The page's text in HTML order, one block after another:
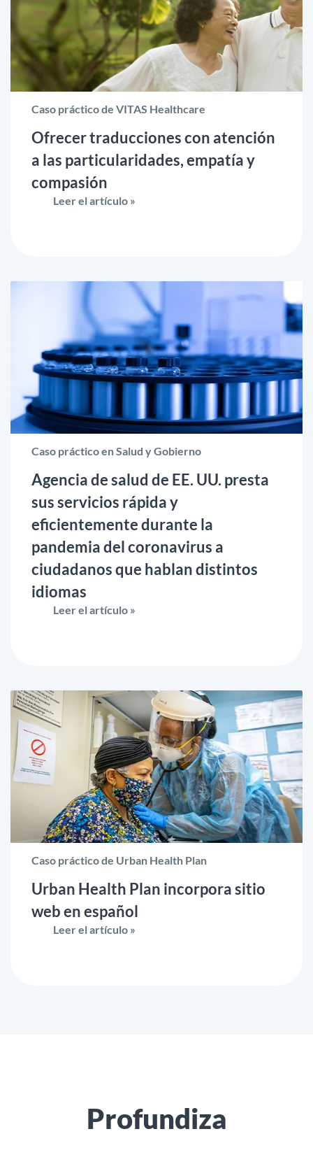
Caso práctico de VITAS Healthcare
Ofrecer traducciones con atención
a las particularidades, empatía y
compasión
Leer el artículo »
Caso práctico en Salud y Gobierno
Agencia de salud de EE. UU. presta
sus servicios rápida y
eficientemente durante la
pandemia del coronavirus a
ciudadanos que hablan distintos
idiomas
Leer el artículo »
Caso práctico de Urban Health Plan
Urban Health Plan incorpora sitio
web en español
Leer el artículo »
Profundiza